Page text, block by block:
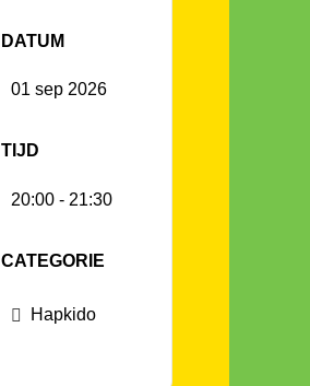
DATUM
01 sep 2026
TIJD
20:00 - 21:30
CATEGORIE
Hapkido